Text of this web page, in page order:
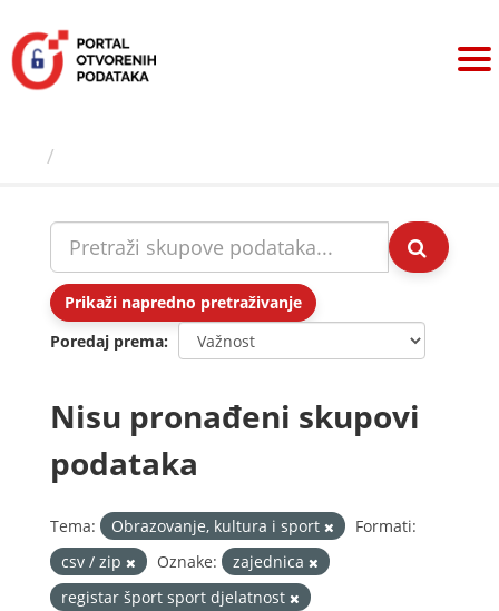
sadržaj
Prikaži napredno pretraživanje
Poredaj prema
Nisu pronađeni skupovi
podataka
Tema: Obrazovanje, kultura i sport
Formati:
csv / zip
Oznake:
zajednica
registar šport sport djelatnost